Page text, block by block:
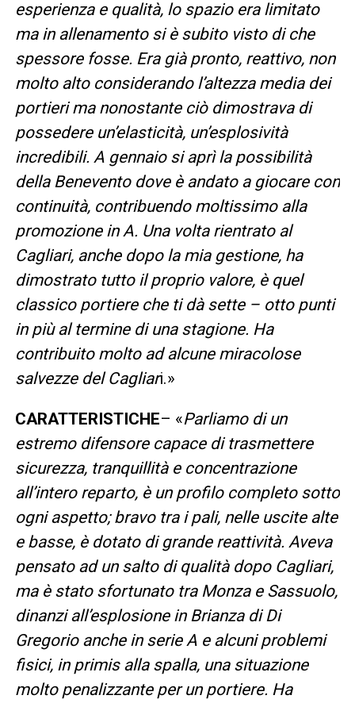
esperienza e qualità, lo spazio era limitato
ma in allenamento si è subito visto di che
spessore fosse. Era già pronto, reattivo, non
molto alto considerando l’altezza media dei
portieri ma nonostante ciò dimostrava di
possedere un’elasticità, un’esplosività
incredibili. A gennaio si aprì la possibilità
della Benevento dove è andato a giocare con
continuità, contribuendo moltissimo alla
promozione in A. Una volta rientrato al
Cagliari, anche dopo la mia gestione, ha
dimostrato tutto il proprio valore, è quel
classico portiere che ti dà sette – otto punti
in più al termine di una stagione. Ha
contribuito molto ad alcune miracolose
salvezze del Cagliari.»
CARATTERISTICHE– «Parliamo di un
estremo difensore capace di trasmettere
sicurezza, tranquillità e concentrazione
all’intero reparto, è un profilo completo sotto
ogni aspetto; bravo tra i pali, nelle uscite alte
e basse, è dotato di grande reattività. Aveva
pensato ad un salto di qualità dopo Cagliari,
ma è stato sfortunato tra Monza e Sassuolo,
dinanzi all’esplosione in Brianza di Di
Gregorio anche in serie A e alcuni problemi
fisici, in primis alla spalla, una situazione
molto penalizzante per un portiere. Ha